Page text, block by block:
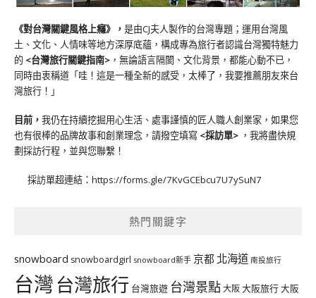
《對台灣關鍵風格上癮》 ， 是由CJ夫人製作的台灣專題；運用台灣風
土、文化、人情味等地方深厚底蘊，構成專為旅行者認識台灣獨特魅力
的 <台灣旅行關鍵指南> ，無論語言隔閡、文化背景，都能心動不已，
同時由衷稱道「哇！這是一種全新的感受，太棒了，我要推薦朋友來台
灣旅行！」
目前， 我仍在持續挖掘用心生活、處事謹慎的匠人職人創業家，如果您
也有很棒的品牌故事和創業理念，請撥空填寫 <採訪單> ，我將盡快規
劃採訪行程，並與您聯繫！
採訪單超連結： https://forms.gle/7KvGCEbcu7U7ySuN7
熱門關鍵字
snowboard snowboardgirl snowboard新手 京都 北海道 南投旅行
台灣台灣旅行 台灣旅遊 台灣景點大阪大阪旅行大阪